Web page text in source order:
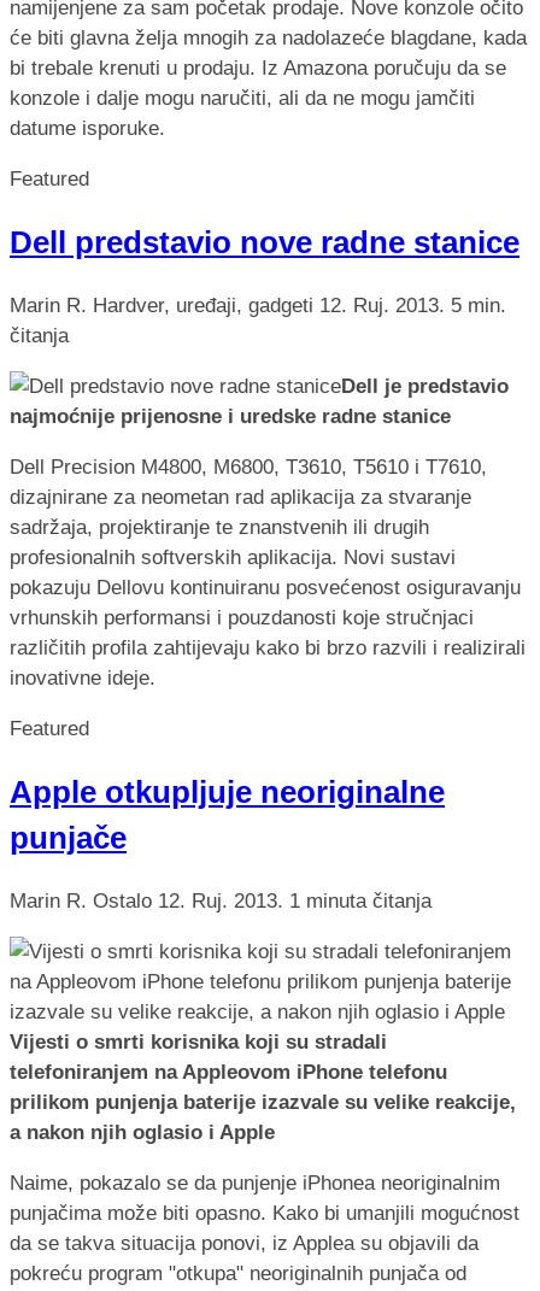
namijenjene za sam početak prodaje. Nove konzole očito
će biti glavna želja mnogih za nadolazeće blagdane, kada
bi trebale krenuti u prodaju. Iz Amazona poručuju da se
konzole i dalje mogu naručiti, ali da ne mogu jamčiti
datume isporuke.
Featured
Dell predstavio nove radne stanice
Marin R. Hardver, uređaji, gadgeti 12. Ruj. 2013. 5 min.
čitanja
Dell je predstavio
najmoćnije prijenosne i uredske radne stanice
Dell Precision M4800, M6800, T3610, T5610 i T7610,
dizajnirane za neometan rad aplikacija za stvaranje
sadržaja, projektiranje te znanstvenih ili drugih
profesionalnih softverskih aplikacija. Novi sustavi
pokazuju Dellovu kontinuiranu posvećenost osiguravanju
vrhunskih performansi i pouzdanosti koje stručnjaci
različitih profila zahtijevaju kako bi brzo razvili i realizirali
inovativne ideje.
Featured
Apple otkupljuje neoriginalne
punjače
Marin R. Ostalo 12. Ruj. 2013. 1 minuta čitanja
Vijesti o smrti korisnika koji su stradali
telefoniranjem na Appleovom iPhone telefonu
prilikom punjenja baterije izazvale su velike reakcije,
a nakon njih oglasio i Apple
Naime, pokazalo se da punjenje iPhonea neoriginalnim
punjačima može biti opasno. Kako bi umanjili mogućnost
da se takva situacija ponovi, iz Applea su objavili da
pokreću program "otkupa" neoriginalnih punjača od